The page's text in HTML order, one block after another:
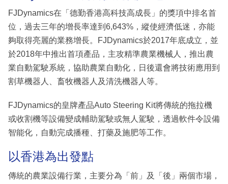
FJDynamics在「德勤香港高科技高成長」的獎項中排名首
位，過去三年的增長率達到6,643%，縱使經濟低迷，亦能
夠取得亮麗的業務增長。FJDynamics於2017年底成立，並
於2018年中推出首項產品，主攻精準農業機械人，推出農
業自動駕駛系統，協助農業自動化，日後還會將技術應用到
割草機器人、畜牧機器人及清洗機器人等。
FJDynamics的皇牌產品Auto Steering Kit將傳統的拖拉機
或收割機等設備變成輔助駕駛或無人駕駛，透過軟件令設備
智能化，自動完成播種、打藥及施肥等工作。
以香港為出發點
傳統的農業設備行業，主要分為「前」及「後」兩個市場，